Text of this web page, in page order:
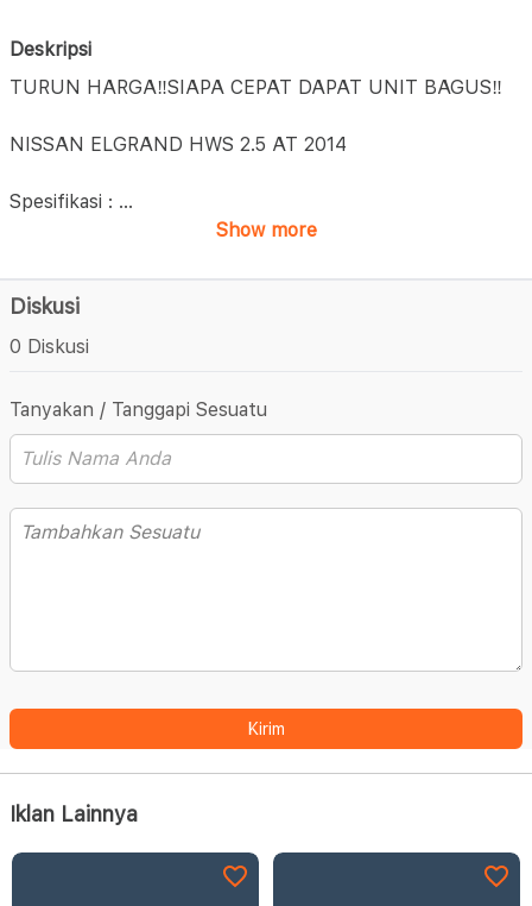
Deskripsi
TURUN HARGA‼️SIAPA CEPAT DAPAT UNIT BAGUS‼️
NISSAN ELGRAND HWS 2.5 AT 2014
Spesifikasi : ...
Show more
Diskusi
0 Diskusi
Tanyakan / Tanggapi Sesuatu
Kirim
Iklan Lainnya